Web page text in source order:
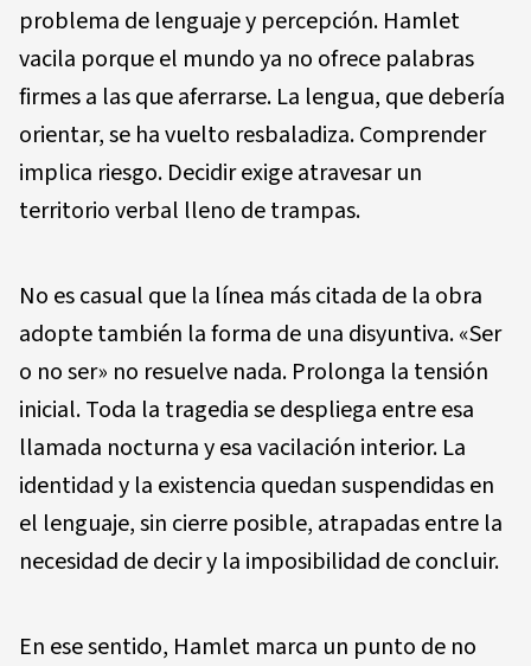
problema de lenguaje y percepción. Hamlet
vacila porque el mundo ya no ofrece palabras
firmes a las que aferrarse. La lengua, que debería
orientar, se ha vuelto resbaladiza. Comprender
implica riesgo. Decidir exige atravesar un
territorio verbal lleno de trampas.
No es casual que la línea más citada de la obra
adopte también la forma de una disyuntiva. «Ser
o no ser» no resuelve nada. Prolonga la tensión
inicial. Toda la tragedia se despliega entre esa
llamada nocturna y esa vacilación interior. La
identidad y la existencia quedan suspendidas en
el lenguaje, sin cierre posible, atrapadas entre la
necesidad de decir y la imposibilidad de concluir.
En ese sentido, Hamlet marca un punto de no